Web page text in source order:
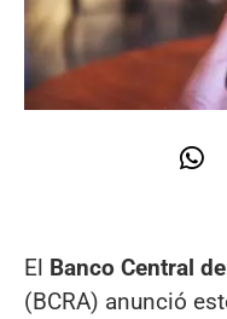
El Banco Central
(BCRA) anunció